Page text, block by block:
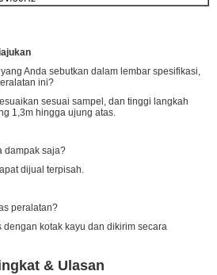
Anda sebutkan dalam lembar spesifikasi,
ini?
sesuai sampel, dan tinggi langkah
1,3m hingga ujung atas.
dampak saja?
dijual terpisah.
peralatan?
dengan kotak kayu dan dikirim secara
& Ulasan